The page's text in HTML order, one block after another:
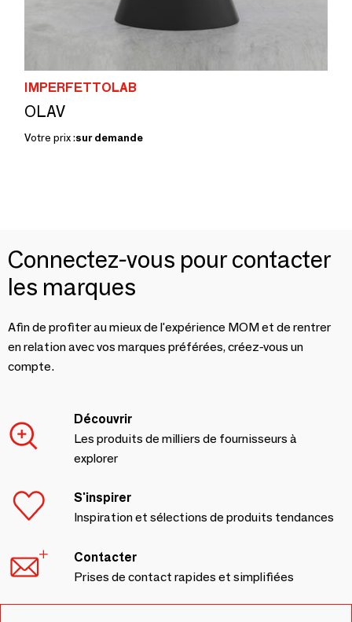
IMPERFETTOLAB
OLAV
Votre prix :sur demande
Connectez-vous pour contacter
les marques
Afin de profiter au mieux de l'expérience MOM et de rentrer
en relation avec vos marques préférées, créez-vous un
compte.
Découvrir
Les produits de milliers de fournisseurs à
explorer
S'inspirer
Inspiration et sélections de produits tendances
Contacter
Prises de contact rapides et simplifiées